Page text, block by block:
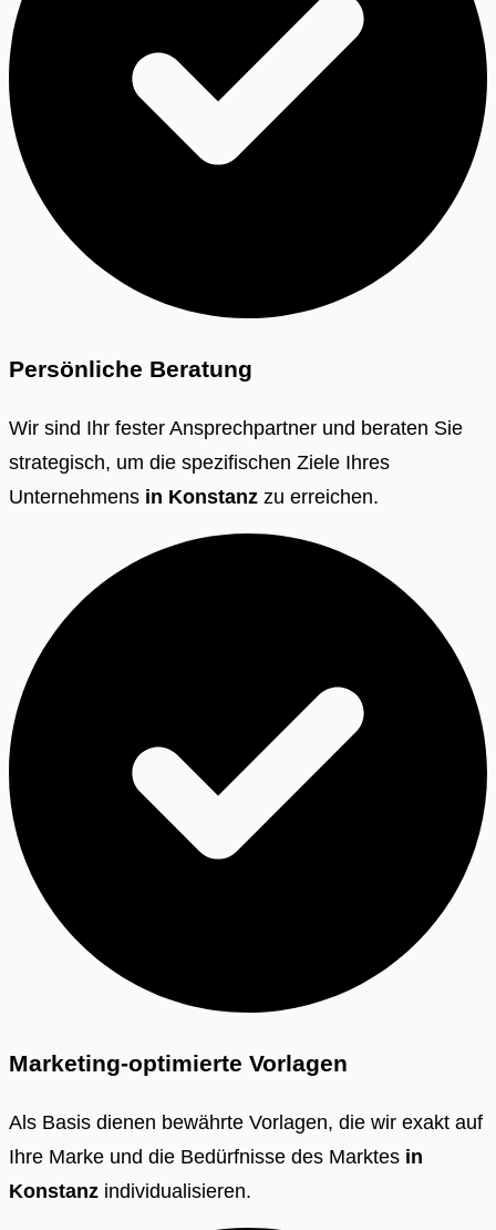
Persönliche Beratung
Wir sind Ihr fester Ansprechpartner und beraten Sie
strategisch, um die spezifischen Ziele Ihres
Unternehmens in Konstanz zu erreichen.
Marketing-optimierte Vorlagen
Als Basis dienen bewährte Vorlagen, die wir exakt auf
Ihre Marke und die Bedürfnisse des Marktes in
Konstanz individualisieren.